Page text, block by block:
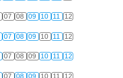
07 08 09 10 11 12
07 08 09 10 11 12
07 08 09 10 11 12
07 08 09 10 11 12